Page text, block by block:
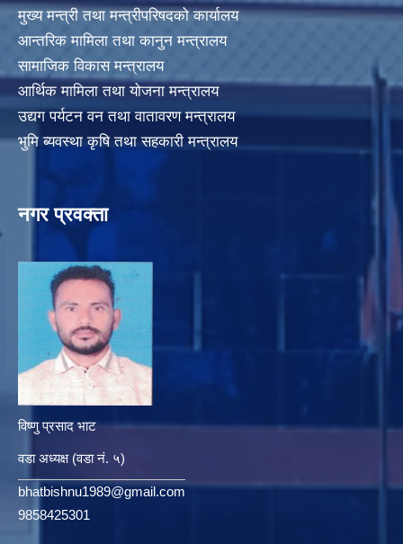
मुख्य मन्त्री तथा मन्त्रीपरिषदको कार्यालय
आन्तरिक मामिला तथा कानुन मन्त्रालय
सामाजिक विकास मन्त्रालय
आर्थिक मामिला तथा योजना मन्त्रालय
उद्यग पर्यटन वन तथा वातावरण मन्त्रालय
भुमि ब्यवस्था कृषि तथा सहकारी मन्त्रालय
नगर प्रवक्ता
विष्णु प्रसाद भाट
वडा अध्यक्ष (वडा नं. ५)
bhatbishnu1989@gmail.com
9858425301